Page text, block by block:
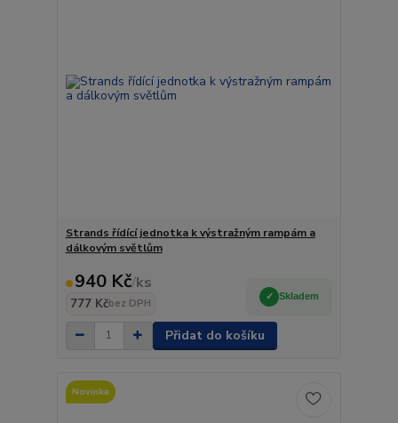
Strands řídící jednotka k výstražným rampám a
dálkovým světlům
940 Kč/ks
777 Kčbez DPH
Skladem
Přidat do košíku
Novinka